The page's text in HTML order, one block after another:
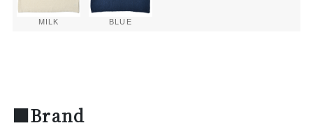
MILK BLUE
■Brand